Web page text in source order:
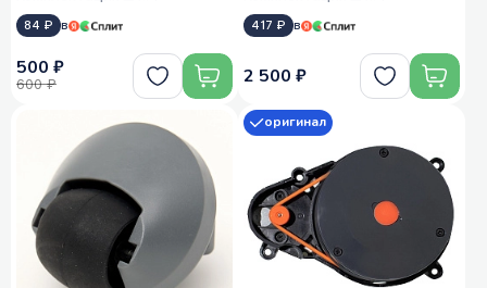
84 ₽ в
500 ₽
600 ₽
417 ₽ в
2 500 ₽
оригинал